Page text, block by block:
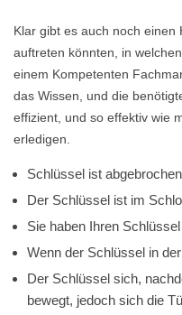
Klar gibt es auch noch
auftreten könnten, in
einem Kompetenten
das Wissen, und die
effizient, und so effektiv wie
erledigen.
Schlüssel ist abgebrochen
Der Schlüssel ist im
Sie haben Ihren
Wenn der Schlüssel in
Der Schlüssel sich,
bewegt, jedoch sich die